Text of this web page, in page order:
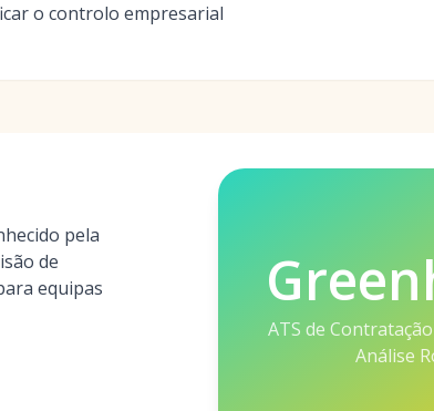
o controlo empresarial
pela
de
equipas
ATS de
Análise